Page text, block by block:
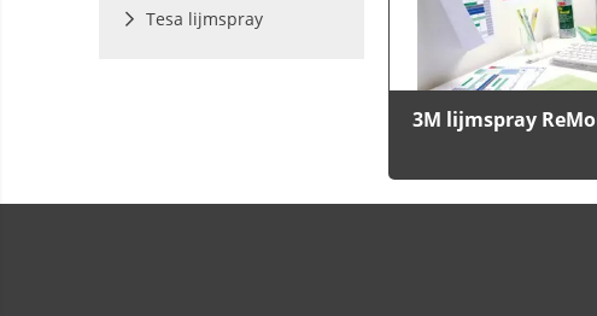
Tesa lijmspray
3M lijmspray